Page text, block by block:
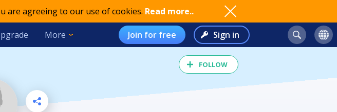
are agreeing to our use of cookies. Read more..
More Join for free Sign in
FOLLOW